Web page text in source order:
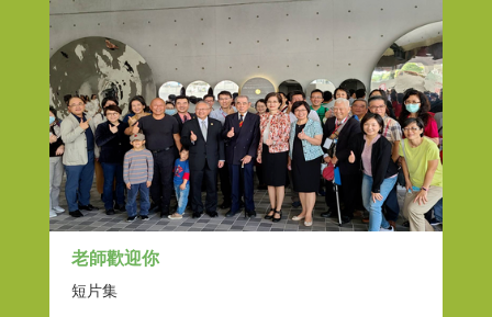
老師歡迎你
短片集